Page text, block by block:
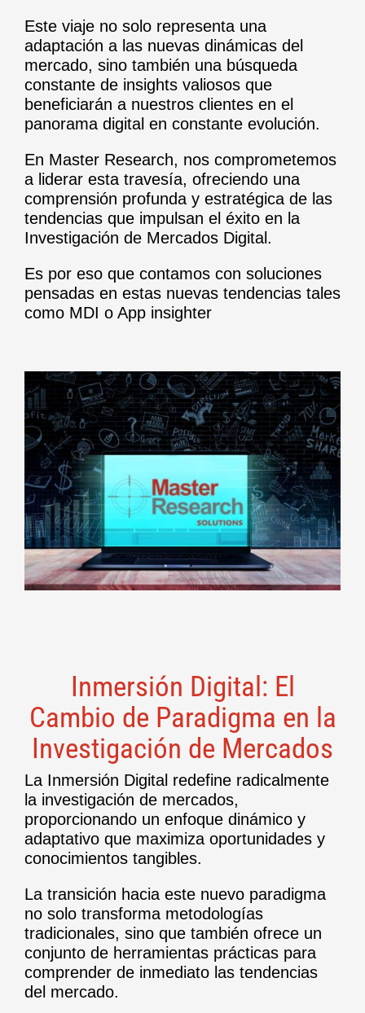
Este viaje no solo representa una
adaptación a las nuevas dinámicas del
mercado, sino también una búsqueda
constante de insights valiosos que
beneficiarán a nuestros clientes en el
panorama digital en constante evolución.
En Master Research, nos comprometemos
a liderar esta travesía, ofreciendo una
comprensión profunda y estratégica de las
tendencias que impulsan el éxito en la
Investigación de Mercados Digital.
Es por eso que contamos con soluciones
pensadas en estas nuevas tendencias tales
como MDI o App insighter
Inmersión Digital: El
Cambio de Paradigma en la
Investigación de Mercados
La Inmersión Digital redefine radicalmente
la investigación de mercados,
proporcionando un enfoque dinámico y
adaptativo que maximiza oportunidades y
conocimientos tangibles.
La transición hacia este nuevo paradigma
no solo transforma metodologías
tradicionales, sino que también ofrece un
conjunto de herramientas prácticas para
comprender de inmediato las tendencias
del mercado.